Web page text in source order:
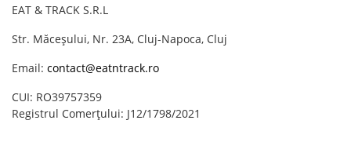
EAT & TRACK S.R.L
Str. Măceșului, Nr. 23A, Cluj-Napoca, Cluj
Email: contact@eatntrack.ro
CUI: RO39757359
Registrul Comerțului: J12/1798/2021